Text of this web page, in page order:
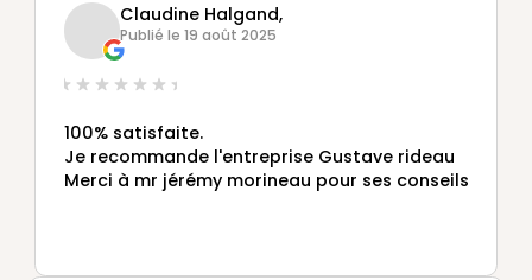
Claudine Halgand,
Publié le 19 août 2025
100% satisfaite.
Je recommande l'entreprise Gustave rideau
Merci à mr jérémy morineau pour ses conseils